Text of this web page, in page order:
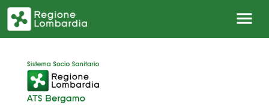
Salta al contenuto principale